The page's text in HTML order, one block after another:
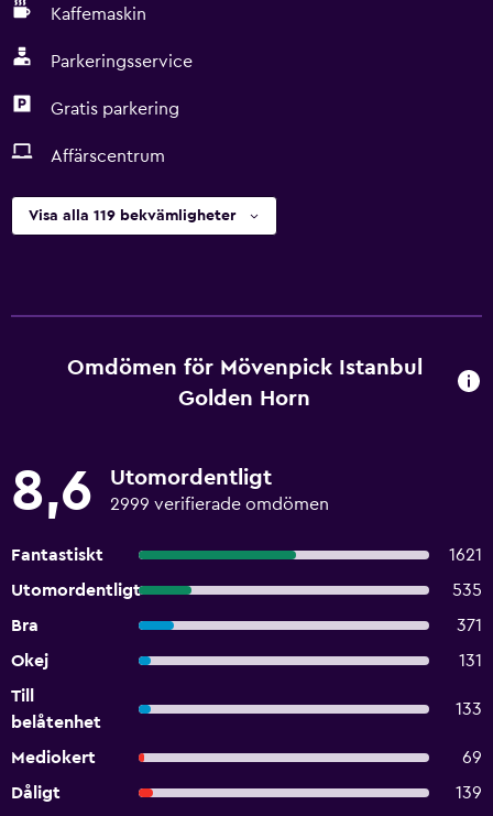
Kaffemaskin
Parkeringsservice
Gratis parkering
Affärscentrum
Visa alla 119 bekvämligheter
Omdömen för Mövenpick Istanbul
Golden Horn
8,6 Utomordentligt
2999 verifierade omdömen
Fantastiskt
1621
Utomordentligt
535
Bra
371
Okej
131
Till
belåtenhet
133
Mediokert
69
Dåligt
139